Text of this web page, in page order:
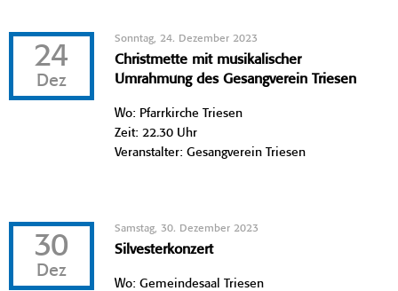
24
Dez
Sonntag, 24. Dezember 2023
Christmette mit musikalischer
Umrahmung des Gesangverein Triesen
Wo: Pfarrkirche Triesen
Zeit: 22.30 Uhr
Veranstalter: Gesangverein Triesen
30
Dez
Samstag, 30. Dezember 2023
Silvesterkonzert
Wo: Gemeindesaal Triesen